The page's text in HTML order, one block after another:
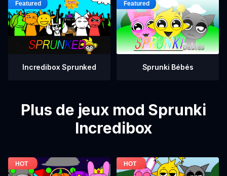
Incredibox Sprunked Sprunki Bébés
Plus de jeux mod Sprunki
Incredibox